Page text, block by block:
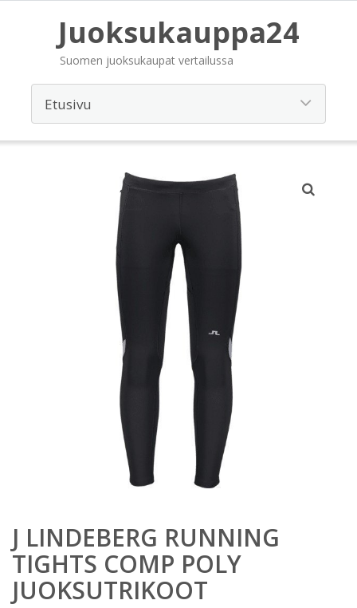
Juoksukauppa24
Suomen juoksukaupat vertailussa
J LINDEBERG RUNNING
TIGHTS COMP POLY
JUOKSUTRIKOOT